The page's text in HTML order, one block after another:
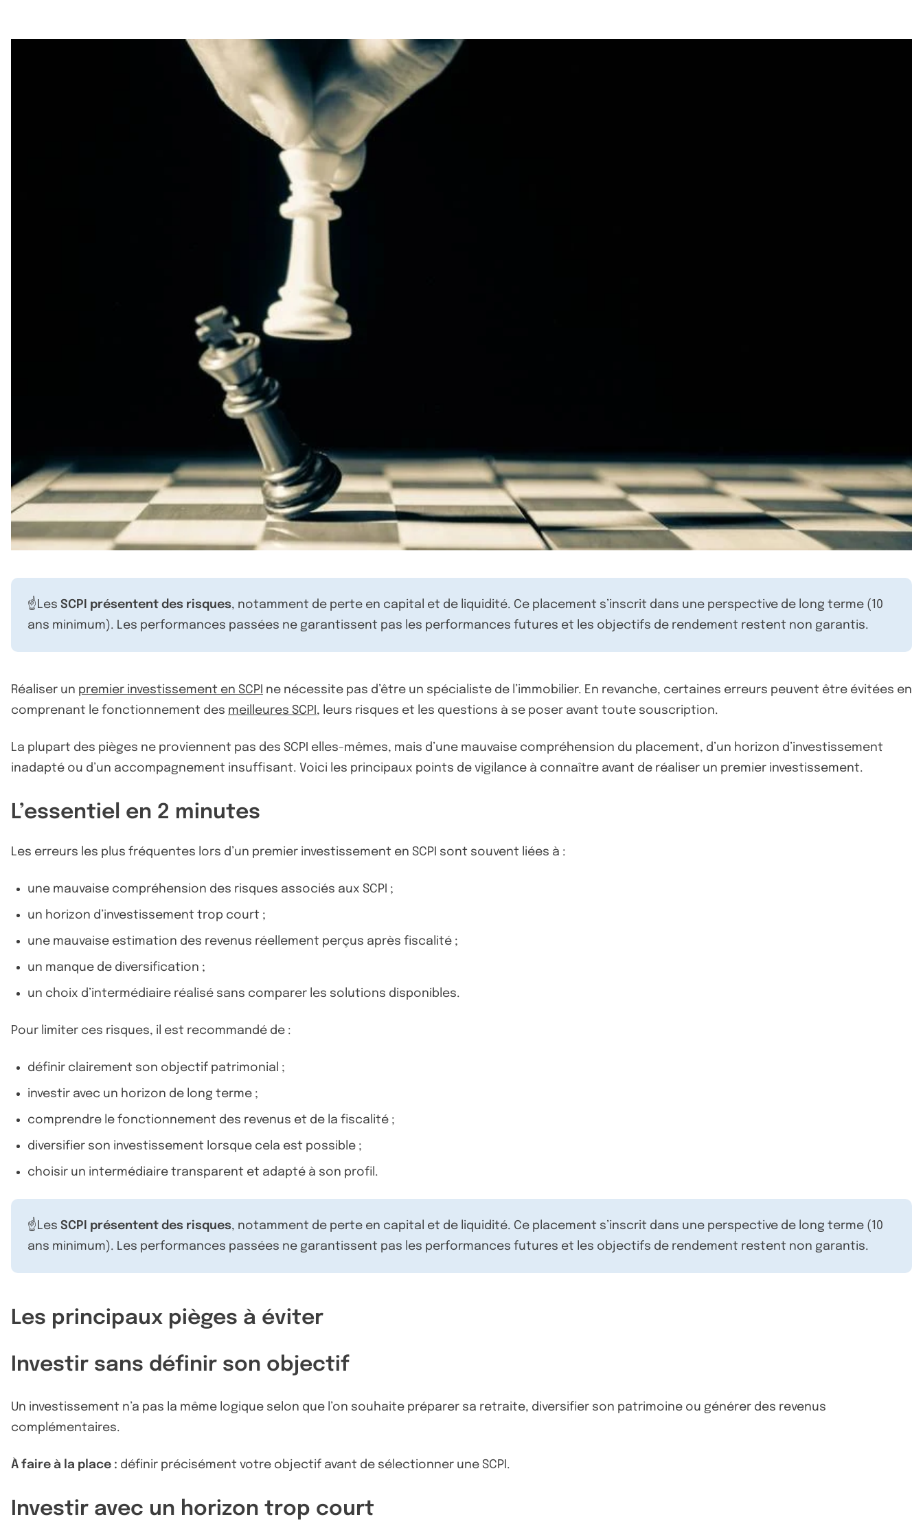
☝️Les SCPI présentent des risques, notamment de perte en capital et de liquidité. Ce placement s’inscrit dans une perspective de long terme (10
ans minimum). Les performances passées ne garantissent pas les performances futures et les objectifs de rendement restent non garantis.
Réaliser un premier investissement en SCPI ne nécessite pas d’être un spécialiste de l’immobilier. En revanche, certaines erreurs peuvent être évitées en
comprenant le fonctionnement des meilleures SCPI , leurs risques et les questions à se poser avant toute souscription.
La plupart des pièges ne proviennent pas des SCPI elles-mêmes, mais d’une mauvaise compréhension du placement, d’un horizon d’investissement
inadapté ou d’un accompagnement insuffisant. Voici les principaux points de vigilance à connaître avant de réaliser un premier investissement.
L’essentiel en 2 minutes
Les erreurs les plus fréquentes lors d’un premier investissement en SCPI sont souvent liées à :
une mauvaise compréhension des risques associés aux SCPI ;
un horizon d’investissement trop court ;
une mauvaise estimation des revenus réellement perçus après fiscalité ;
un manque de diversification ;
un choix d’intermédiaire réalisé sans comparer les solutions disponibles.
Pour limiter ces risques, il est recommandé de :
définir clairement son objectif patrimonial ;
investir avec un horizon de long terme ;
comprendre le fonctionnement des revenus et de la fiscalité ;
diversifier son investissement lorsque cela est possible ;
choisir un intermédiaire transparent et adapté à son profil.
☝️Les SCPI présentent des risques, notamment de perte en capital et de liquidité. Ce placement s’inscrit dans une perspective de long terme (10
ans minimum). Les performances passées ne garantissent pas les performances futures et les objectifs de rendement restent non garantis.
Les principaux pièges à éviter
Investir sans définir son objectif
Un investissement n’a pas la même logique selon que l’on souhaite préparer sa retraite, diversifier son patrimoine ou générer des revenus
complémentaires.
À faire à la place : définir précisément votre objectif avant de sélectionner une SCPI.
Investir avec un horizon trop court